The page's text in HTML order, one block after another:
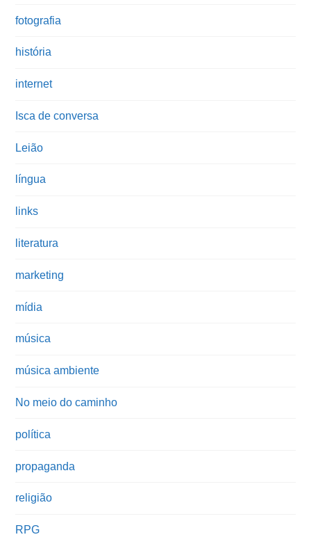
fotografia
história
internet
Isca de conversa
Leião
língua
links
literatura
marketing
mídia
música
música ambiente
No meio do caminho
política
propaganda
religião
RPG